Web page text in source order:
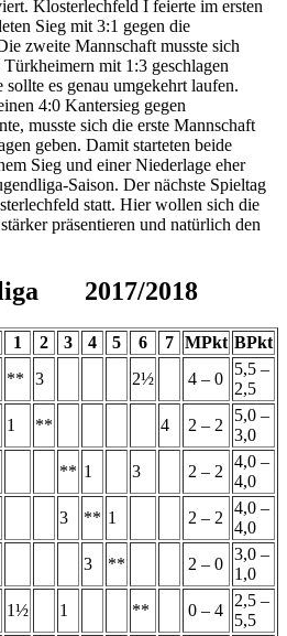
Klosterlechfeld I feierte im ersten
Sieg mit 3:1 gegen die
zweite Mannschaft musste sich
mit 1:3 geschlagen
es genau umgekehrt laufen.
4:0 Kantersieg gegen
musste sich die erste Mannschaft
geben. Damit starteten beide
Sieg und einer Niederlage eher
Saison. Der nächste Spieltag
statt. Hier wollen sich die
präsentieren und natürlich den
2017/2018
1 2 3 4 5 6 7 MPkt BPkt
** 3 2½ 4 – 0
5,5 –
2,5
1 ** 4 2 – 2
5,0 –
3,0
** 1 3 2 – 2
4,0 –
4,0
3 ** 1 2 – 2
4,0 –
4,0
3 ** 2 – 0
3,0 –
1,0
1½ 1 ** 0 – 4
2,5 –
5,5